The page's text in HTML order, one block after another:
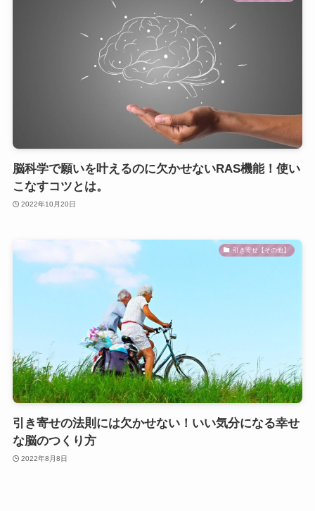
脳科学で願いを叶えるのに欠かせないRAS機能！使い
こなすコツとは。
2022年10月20日
引き寄せ【その他】
引き寄せの法則には欠かせない！いい気分になる幸せ
な脳のつくり方
2022年8月8日